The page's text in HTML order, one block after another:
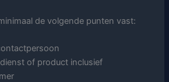
de volgende punten vast:
of product inclusief